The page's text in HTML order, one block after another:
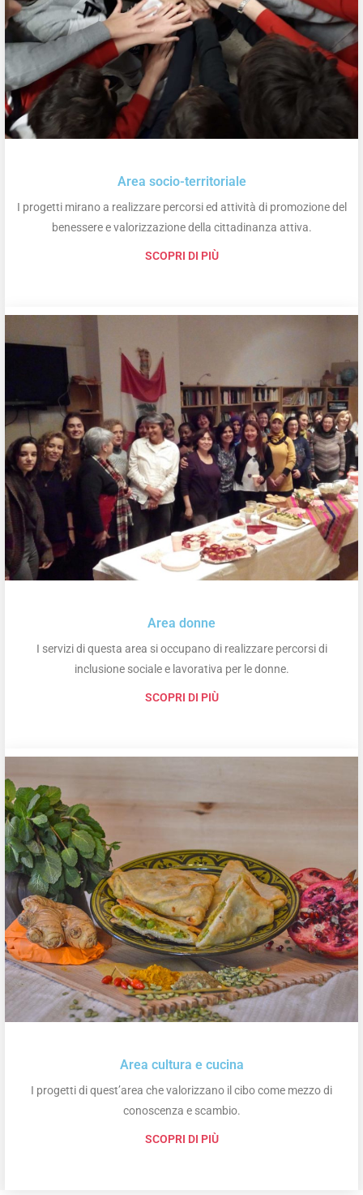
Area socio-territoriale
I progetti mirano a realizzare percorsi ed attività di promozione del
benessere e valorizzazione della cittadinanza attiva.
SCOPRI DI PIÙ
Area donne
I servizi di questa area si occupano di realizzare percorsi di
inclusione sociale e lavorativa per le donne.
SCOPRI DI PIÙ
Area cultura e cucina
I progetti di quest’area che valorizzano il cibo come mezzo di
conoscenza e scambio.
SCOPRI DI PIÙ